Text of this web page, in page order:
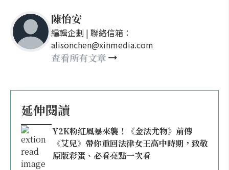
陳怡安
編輯企劃 | 聯絡信箱：
alisonchen@xinmedia.com
查看所有文章
延伸閱讀
Y2K粉紅風暴來襲！《金法尤物》前傳
《艾兒》帶你重回法律女王高中時期，致敬
原版彩蛋、必看亮點一次看